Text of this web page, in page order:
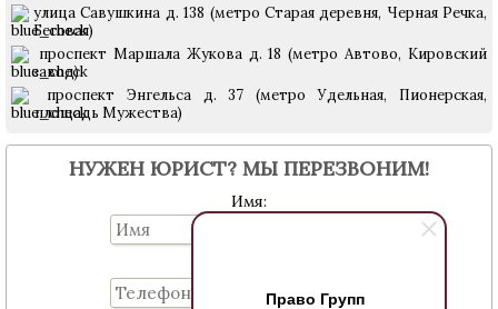
Право Групп
улица Савушкина д. 138 (метро Старая деревня, Черная Речка,
Беговая)
проспект Маршала Жукова д. 18 (метро Автово, Кировский
завод)
проспект Энгельса д. 37 (метро Удельная, Пионерская,
площадь Мужества)
НУЖЕН ЮРИСТ? МЫ ПЕРЕЗВОНИМ!
Имя: